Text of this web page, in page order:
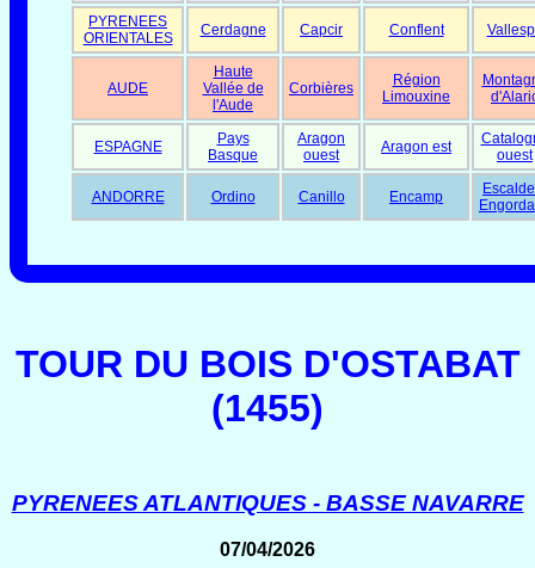
PYRENEES
ORIENTALES
Cerdagne Capcir Conflent
AUDE
Haute
Vallée de
l'Aude
Corbières
Région
Limouxine
ESPAGNE
Pays
Basque
Aragon
ouest
Aragon est
ouest
ANDORRE Ordino Canillo Encamp
TOUR DU BOIS D'OSTABAT
(1455)
PYRENEES ATLANTIQUES - BASSE NAVARRE
07/04/2026